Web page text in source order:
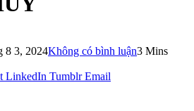
8 3, 2024Không có bình luận3 Mins
LinkedIn Tumblr Email